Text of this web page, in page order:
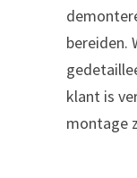
bereiden.
klant is
montage